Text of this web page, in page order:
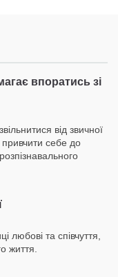
впоратись зі
від звичної
привчити себе до
любові та співчуття,
життя.